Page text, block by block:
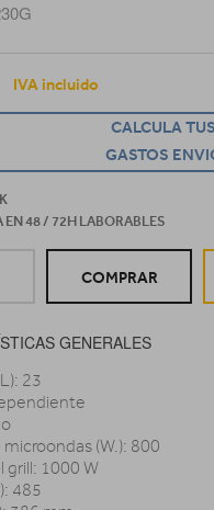
IVA incluido
CALCULA TUS
GASTOS
EN 48 / 72H LABORABLES
COMPRAR
GENERALES
23
(W.): 800
grill: 1000 W
485